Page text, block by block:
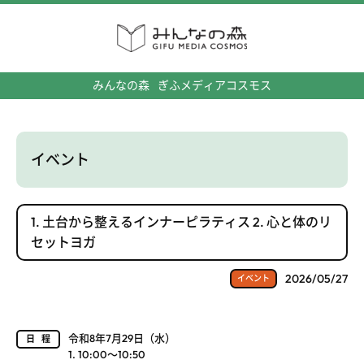
みんなの森 ぎふメディアコスモス
イベント
1. 土台から整えるインナーピラティス 2. 心と体のリ
セットヨガ
イベント 2026/05/27
日程
令和8年7月29日（水）
1. 10:00～10:50